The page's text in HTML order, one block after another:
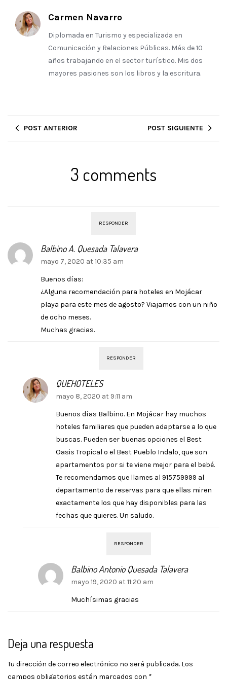
Carmen Navarro
Diplomada en Turismo y especializada en
Comunicación y Relaciones Públicas. Más de 10
años trabajando en el sector turístico. Mis dos
mayores pasiones son los libros y la escritura.
POST ANTERIOR POST SIGUIENTE
3 comments
RESPONDER
Balbino A. Quesada Talavera
mayo 7, 2020 at 10:35 am
Buenos días:
¿Alguna recomendación para hoteles en Mojácar
playa para este mes de agosto? Viajamos con un niño
de ocho meses.
Muchas gracias.
RESPONDER
QUEHOTELES
mayo 8, 2020 at 9:11 am
Buenos días Balbino. En Mojácar hay muchos
hoteles familiares que pueden adaptarse a lo que
buscas. Pueden ser buenas opciones el Best
Oasis Tropical o el Best Pueblo Indalo, que son
apartamentos por si te viene mejor para el bebé.
Te recomendamos que llames al 915759999 al
departamento de reservas para que ellas miren
exactamente los que hay disponibles para las
fechas que quieres. Un saludo.
RESPONDER
Balbino Antonio Quesada Talavera
mayo 19, 2020 at 11:20 am
Muchísimas gracias
Deja una respuesta
Tu dirección de correo electrónico no será publicada. Los
campos obligatorios están marcados con *